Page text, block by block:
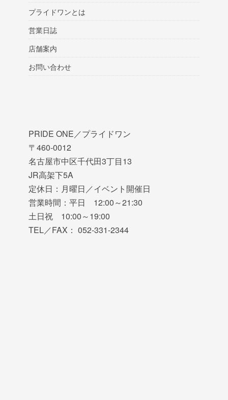
プライドワンとは
営業日誌
店舗案内
お問い合わせ
PRIDE ONE／プライドワン
〒460-0012
名古屋市中区千代田3丁目13
JR高架下5A
定休日：月曜日／イベント開催日
営業時間：平日 12:00～21:30
土日祝 10:00～19:00
TEL／FAX： 052-331-2344